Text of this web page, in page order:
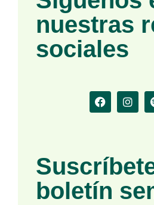
nuestras
sociales
boletín